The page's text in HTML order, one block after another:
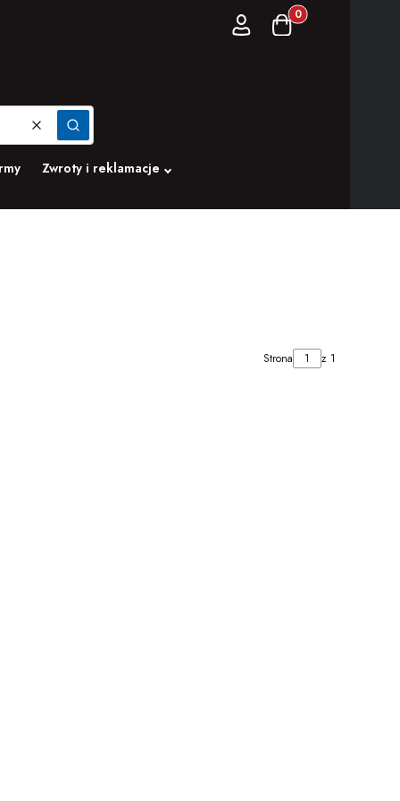
Zaloguj sięProdukty w
Koszyk
WyczyśćSzukaj
Zwroty i reklamacje
Strona z 1